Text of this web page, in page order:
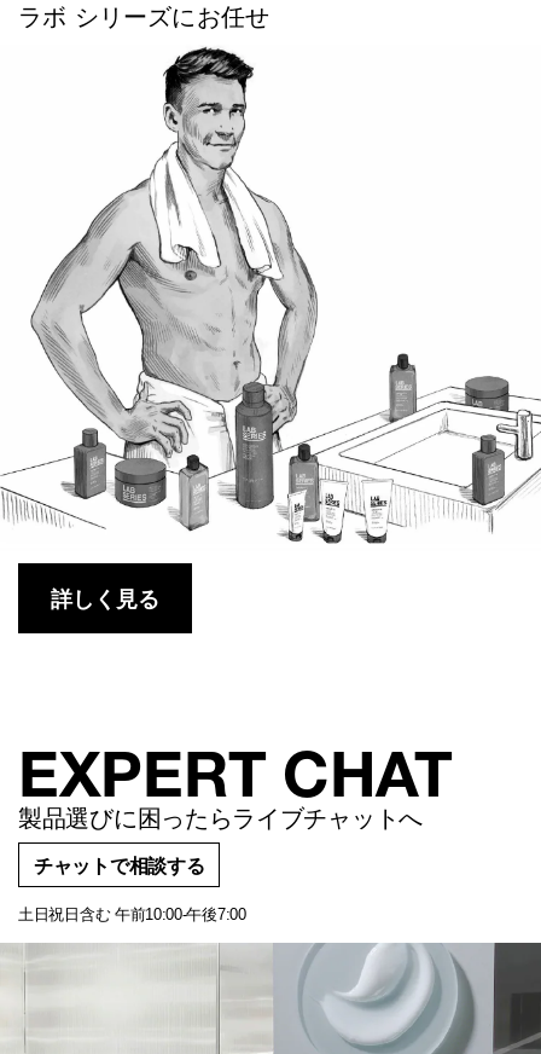
ラボ シリーズにお任せ
詳しく見る​
EXPERT CHAT
製品選びに困ったらライブチャットへ
チャットで相談する
土日祝日含む 午前10:00-午後7:00